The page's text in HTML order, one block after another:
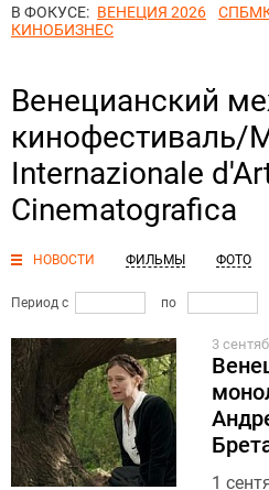
В ФОКУСЕ: ВЕНЕЦИЯ 2026
КИНОБИЗНЕС
Венецианский
кинофестиваль/
Internazionale
Cinematografica
НОВОСТИ ФИЛЬМЫ ФОТО
Период с по
3
1